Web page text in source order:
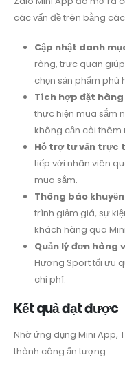
các vấn đề trên bằng
Cập nhật danh
ràng, trực quan
chọn sản phẩm phù
Tích hợp đặt
thực hiện mua sắm
không cần cài thêm
Hỗ trợ tư vấn trực
tiếp với nhân viên
mua sắm.
Thông báo
trình giảm giá, sự
khách hàng qua
Quản lý đơn hàng
Hương Sport tối ưu
chi phí.
Kết quả đạt được
Nhờ ứng dụng Mini App,
thành công ấn tượng: